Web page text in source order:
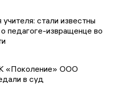
стали известны
педагоге-извращенце во
«Поколение» ООО
в суд